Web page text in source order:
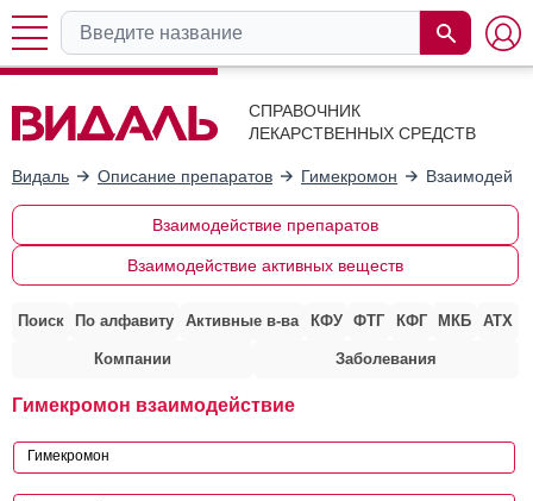
СПРАВОЧНИК
ЛЕКАРСТВЕННЫХ СРЕДСТВ
Видаль Описание препаратов Гимекромон
Взаимодействие препаратов
Взаимодействие активных веществ
Поиск По алфавиту Активные в-ва КФУ ФТГ КФГ МКБ АТХ
Компании Заболевания
Гимекромон взаимодействие